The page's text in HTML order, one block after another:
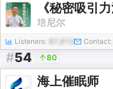
《秘密吸引
培尼尔
Listeners: Contact:
#54 80
海上催眠师